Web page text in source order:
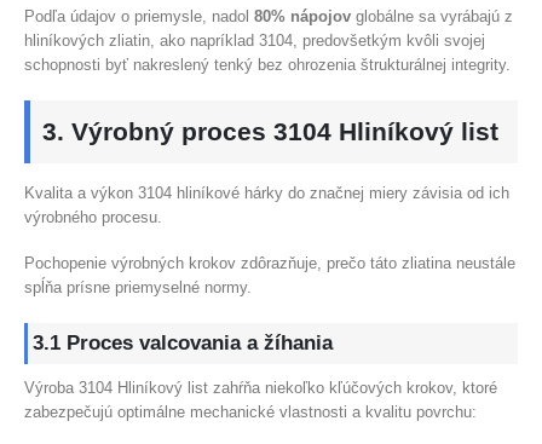
Podľa údajov o priemysle, nadol 80% nápojov globálne sa vyrábajú z
hliníkových zliatin, ako napríklad 3104, predovšetkým kvôli svojej
schopnosti byť nakreslený tenký bez ohrozenia štrukturálnej integrity.
3. Výrobný proces 3104 Hliníkový list
Kvalita a výkon 3104 hliníkové hárky do značnej miery závisia od ich
výrobného procesu.
Pochopenie výrobných krokov zdôrazňuje, prečo táto zliatina neustále
spĺňa prísne priemyselné normy.
3.1 Proces valcovania a žíhania
Výroba 3104 Hliníkový list zahŕňa niekoľko kľúčových krokov, ktoré
zabezpečujú optimálne mechanické vlastnosti a kvalitu povrchu: